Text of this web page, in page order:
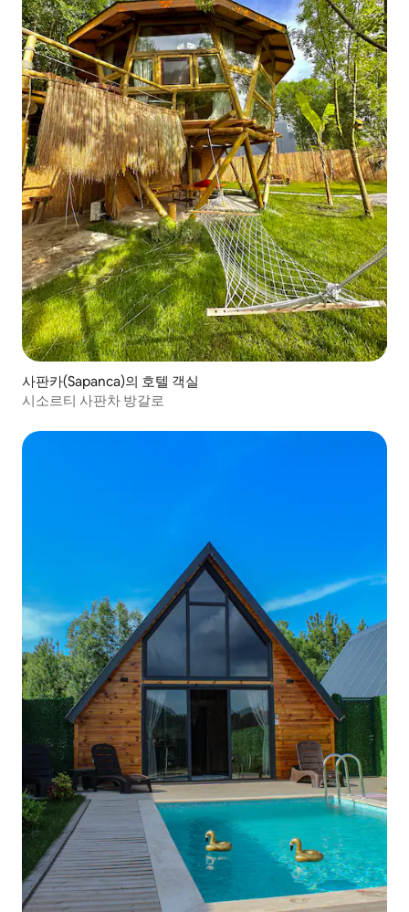
사판카(Sapanca)의 호텔 객실
시소르티 사판차 방갈로